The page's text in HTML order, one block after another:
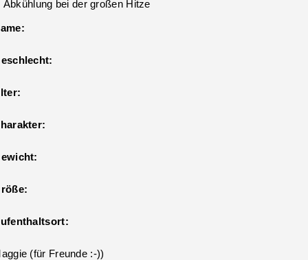
Abkühlung bei der großen Hitze
(für Freunde :-))